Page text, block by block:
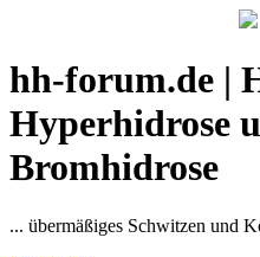
hh-forum.de |
Hyperhidrose
Bromhidrose
... übermäßiges Schwitzen und